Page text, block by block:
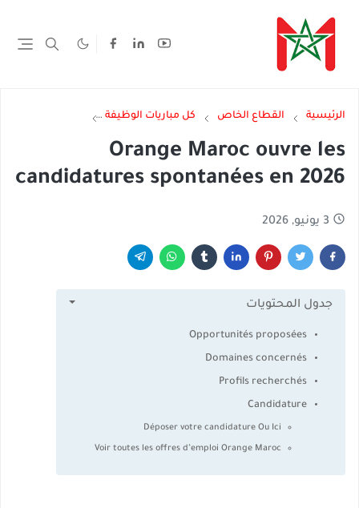
الرئيسية القطاع الخاص كل مباريات الوظيفة
Orange Maroc ouvre les
candidatures spontanées en 2026
3 يونيو, 2026
جدول المحتويات
Opportunités proposées
Domaines concernés
Profils recherchés
Candidature
Déposer votre candidature Ou Ici
Voir toutes les offres d’emploi Orange Maroc